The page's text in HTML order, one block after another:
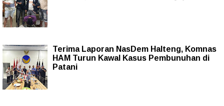
Terima Laporan NasDem Halteng, Komnas
HAM Turun Kawal Kasus Pembunuhan di
Patani